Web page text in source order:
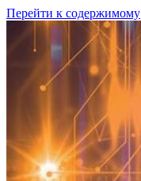
Перейти к содержимому